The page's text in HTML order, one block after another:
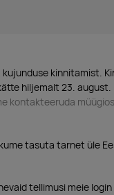
kujunduse kinnitamist.
hiljemalt 23. august.
kontakteeruda
tasuta tarnet üle
tellimusi meie